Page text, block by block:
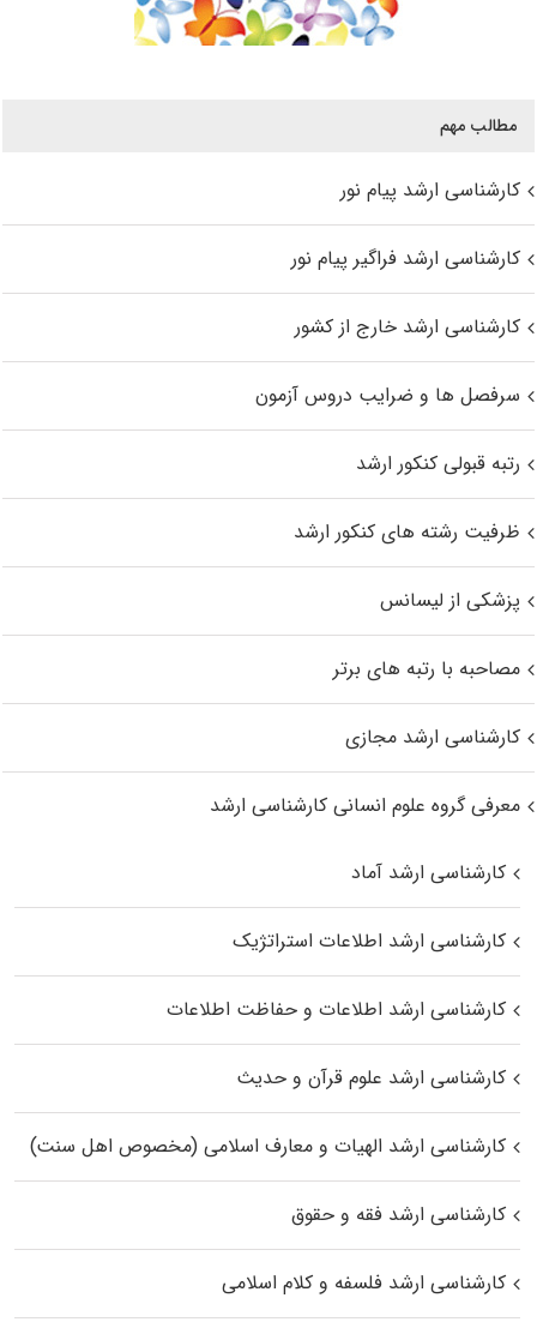
مطالب مهم
کارشناسی ارشد پیام نور
کارشناسی ارشد فراگیر پیام نور
کارشناسی ارشد خارج از کشور
سرفصل ها و ضرایب دروس آزمون
رتبه قبولی کنکور ارشد
ظرفیت رشته های کنکور ارشد
پزشکی از لیسانس
مصاحبه با رتبه های برتر
کارشناسی ارشد مجازی
معرفی گروه علوم انسانی کارشناسی ارشد
کارشناسی ارشد آماد
کارشناسی ارشد اطلاعات استراتژیک
کارشناسی ارشد اطلاعات و حفاظت اطلاعات
کارشناسی ارشد علوم قرآن و حدیث
کارشناسی ارشد الهیات و معارف اسلامی (مخصوص اهل سنت)
کارشناسی ارشد فقه و حقوق
کارشناسی ارشد فلسفه و کلام اسلامی